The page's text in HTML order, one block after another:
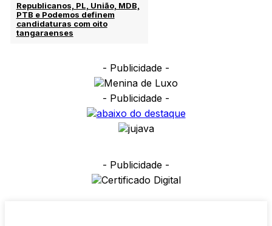
Republicanos, PL, União, MDB,
PTB e Podemos definem
candidaturas com oito
tangaraenses
- Publicidade -
- Publicidade -
- Publicidade -